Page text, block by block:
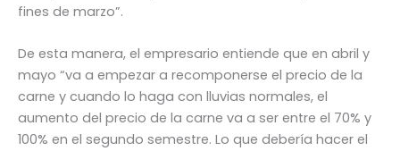
fines de marzo”.
De esta manera, el empresario entiende que en abril y
mayo “va a empezar a recomponerse el precio de la
carne y cuando lo haga con lluvias normales, el
aumento del precio de la carne va a ser entre el 70% y
100% en el segundo semestre. Lo que debería hacer el